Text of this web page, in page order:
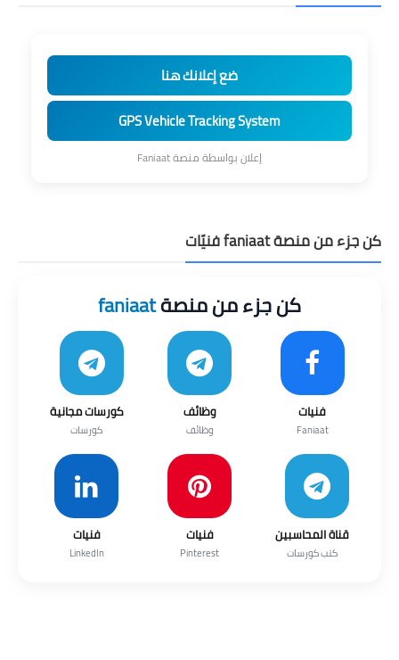
ضع إعلانك هنا
GPS Vehicle Tracking System
إعلان بواسطة منصة Faniaat
كن جزء من منصة faniaat فنيّات
كن جزء من منصةfaniaat
فنيات
Faniaat
وظائف
وظائف
كورسات مجانية
كورسات
قناة المحاسبين
كتب كورسات
فنيات
Pinterest
فنيات
LinkedIn